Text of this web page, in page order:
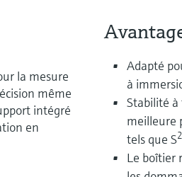
la mesure
même
intégré
en
Adapté
à
Stabilité
meilleure
tels que S
Le boîtier